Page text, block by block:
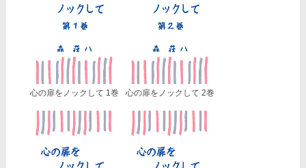
心の扉をノックして 1巻 心の扉をノックして 2巻